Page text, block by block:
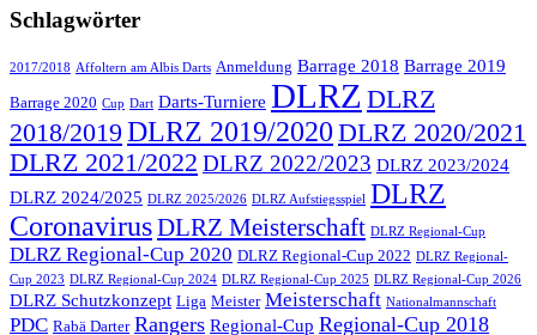
Schlagwörter
2017/2018 Affoltern am Albis Darts Anmeldung Barrage 2018 Barrage 2019
Barrage 2020 Cup Dart Darts-Turniere DLRZ DLRZ
2018/2019 DLRZ 2019/2020 DLRZ 2020/2021
DLRZ 2021/2022 DLRZ 2022/2023 DLRZ 2023/2024
DLRZ 2024/2025 DLRZ 2025/2026 DLRZ Aufstiegsspiel DLRZ
CoronavirusDLRZ Meisterschaft DLRZ Regional-Cup
DLRZ Regional-Cup 2020 DLRZ Regional-Cup 2022 DLRZ Regional-
Cup 2023 DLRZ Regional-Cup 2024 DLRZ Regional-Cup 2025 DLRZ Regional-Cup 2026
DLRZ Schutzkonzept Liga Meister Meisterschaft Nationalmannschaft
PDC Rabä Darter Rangers Regional-Cup Regional-Cup 2018